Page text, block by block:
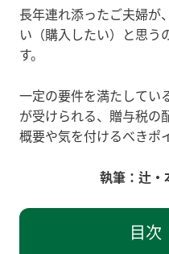
長年連れ添ったご夫婦が
い（購入したい）と思う
す。
一定の要件を満たしてい
が受けられる、贈与税の
概要や気を付けるべきポ
目次